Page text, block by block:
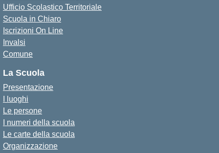
Ufficio Scolastico Territoriale
Scuola in Chiaro
Iscrizioni On Line
Invalsi
Comune
La Scuola
Presentazione
I luoghi
Le persone
I numeri della scuola
Le carte della scuola
Organizzazione